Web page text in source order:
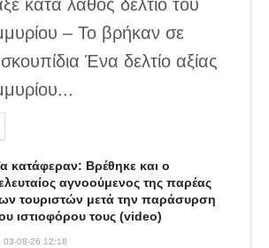
κατά λάθος δελτίο του
– Το βρήκαν σε
Ένα δελτίο αξίας
κατάφεραν: Βρέθηκε και ο
αγνοούμενος της παρέας
τουριστών μετά την παράσυρση
ιστιοφόρου τους (video)
03-08-26 12:18